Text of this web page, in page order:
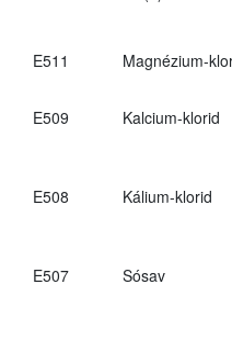
E511
Magnézium-
E509 Kalcium-klorid
E508 Kálium-klorid
E507 Sósav